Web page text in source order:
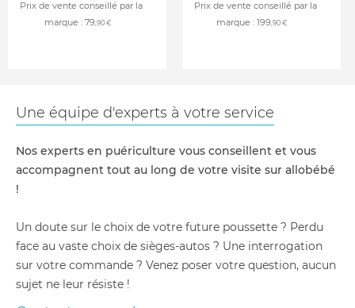
Prix de vente conseillé par la
marque : 79,90 €
Prix de vente conseillé par la
marque : 199,90 €
Une équipe d'experts à votre service
Nos experts en puériculture vous conseillent et vous
accompagnent tout au long de votre visite sur allobébé
!
Un doute sur le choix de votre future poussette ? Perdu
face au vaste choix de sièges-autos ? Une interrogation
sur votre commande ? Venez poser votre question, aucun
sujet ne leur résiste !